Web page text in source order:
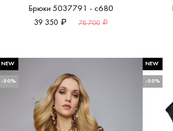
Брюки 5037791 - c680
39 350
78 700
NEW
-50%
NEW
-50%